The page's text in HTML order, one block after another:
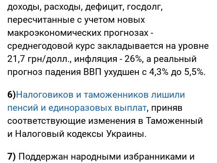
доходы, расходы, дефицит, госдолг,
пересчитанные с учетом новых
макроэкономических прогнозах -
среднегодовой курс закладывается на уровне
21,7 грн/долл., инфляция - 26%, а реальный
прогноз падения ВВП ухудшен с 4,3% до 5,5%.
6)Налоговиков и таможенников лишили
пенсий и единоразовых выплат, приняв
соответствующие изменения в Таможенный
и Налоговый кодексы Украины.
7) Поддержан народными избранниками и